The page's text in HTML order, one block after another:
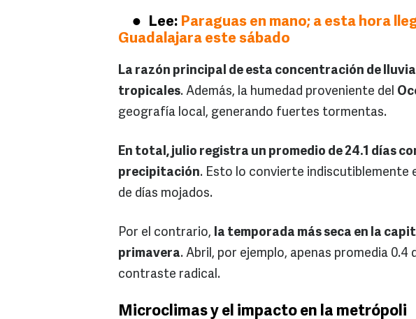
Lee: Paraguas en mano; a esta hora
Guadalajara este sábado
La razón principal de esta concentración de
tropicales. Además, la humedad proveniente del
geografía local, generando fuertes tormentas.
En total, julio registra un promedio de 24.1 días
precipitación. Esto lo convierte indiscutiblemente
de días mojados.
Por el contrario, la temporada más seca en la
primavera. Abril, por ejemplo, apenas promedia 0.4
contraste radical.
Microclimas y el impacto en la metrópoli